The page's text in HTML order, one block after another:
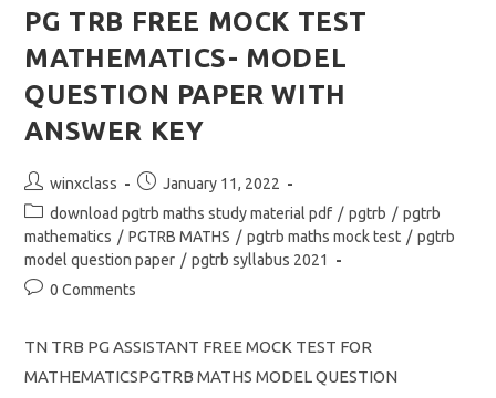
PG TRB FREE MOCK TEST
MATHEMATICS- MODEL
QUESTION PAPER WITH
ANSWER KEY
Post
author:
winxclass
Post
published:
January 11, 2022
Post
category:
download pgtrb maths study material pdf / pgtrb / pgtrb
mathematics / PGTRB MATHS / pgtrb maths mock test / pgtrb
model question paper / pgtrb syllabus 2021
Post0 Comments
TN TRB PG ASSISTANT FREE MOCK TEST FOR
MATHEMATICSPGTRB MATHS MODEL QUESTION